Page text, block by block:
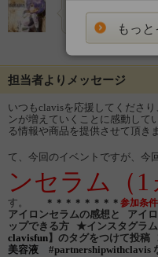
目元に
ム「アイロンセラ
担当者よりメッセージ
いつもclavisを応援してくださ
ンが増えていくことに感動し
る情報や商品を提供させて頂き
て、今回のイベントですが、今
ンセラム （
す。
＊＊＊＊＊＊＊＊ 参加条件
アイロンセラムの感想と
アイ
ップできる方
★インスタグラ
clavisfun】のタグをつけて投稿
美容液 #partnershipwithclavis
もっ